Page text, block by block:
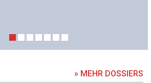
» MEHR DOSSIERS